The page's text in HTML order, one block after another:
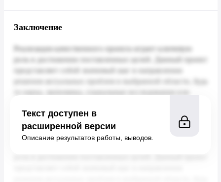
Заключение
Текст доступен в
расширенной версии
Описание результатов работы, выводов.